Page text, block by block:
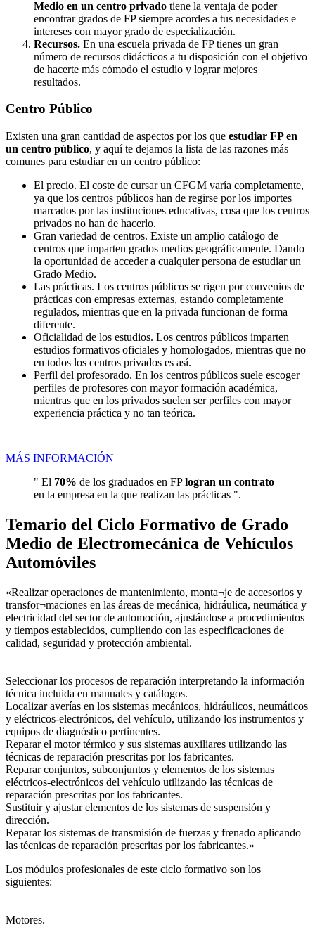
Medio en un centro privado tiene la ventaja de poder
encontrar grados de FP siempre acordes a tus necesidades e
intereses con mayor grado de especialización.
Recursos. En una escuela privada de FP tienes un gran
número de recursos didácticos a tu disposición con el objetivo
de hacerte más cómodo el estudio y lograr mejores
resultados.
Centro Público
Existen una gran cantidad de aspectos por los que estudiar FP en
un centro público, y aquí te dejamos la lista de las razones más
comunes para estudiar en un centro público:
El precio. El coste de cursar un CFGM varía completamente,
ya que los centros públicos han de regirse por los importes
marcados por las instituciones educativas, cosa que los centros
privados no han de hacerlo.
Gran variedad de centros. Existe un amplio catálogo de
centros que imparten grados medios geográficamente. Dando
la oportunidad de acceder a cualquier persona de estudiar un
Grado Medio.
Las prácticas. Los centros públicos se rigen por convenios de
prácticas con empresas externas, estando completamente
regulados, mientras que en la privada funcionan de forma
diferente.
Oficialidad de los estudios. Los centros públicos imparten
estudios formativos oficiales y homologados, mientras que no
en todos los centros privados es así.
Perfil del profesorado. En los centros públicos suele escoger
perfiles de profesores con mayor formación académica,
mientras que en los privados suelen ser perfiles con mayor
experiencia práctica y no tan teórica.
MÁS INFORMACIÓN
" El 70% de los graduados en FPlogran un contrato
en la empresa en la que realizan las prácticas ".
Temario del Ciclo Formativo de Grado
Medio de Electromecánica de Vehículos
Automóviles
«Realizar operaciones de mantenimiento, monta¬je de accesorios y
transfor¬maciones en las áreas de mecánica, hidráulica, neumática y
electricidad del sector de automoción, ajustándose a procedimientos
y tiempos establecidos, cumpliendo con las especificaciones de
calidad, seguridad y protección ambiental.
Seleccionar los procesos de reparación interpretando la información
técnica incluida en manuales y catálogos.
Localizar averías en los sistemas mecánicos, hidráulicos, neumáticos
y eléctricos-electrónicos, del vehículo, utilizando los instrumentos y
equipos de diagnóstico pertinentes.
Reparar el motor térmico y sus sistemas auxiliares utilizando las
técnicas de reparación prescritas por los fabricantes.
Reparar conjuntos, subconjuntos y elementos de los sistemas
eléctricos-electrónicos del vehículo utilizando las técnicas de
reparación prescritas por los fabricantes.
Sustituir y ajustar elementos de los sistemas de suspensión y
dirección.
Reparar los sistemas de transmisión de fuerzas y frenado aplicando
las técnicas de reparación prescritas por los fabricantes.»
Los módulos profesionales de este ciclo formativo son los
siguientes:
Motores.